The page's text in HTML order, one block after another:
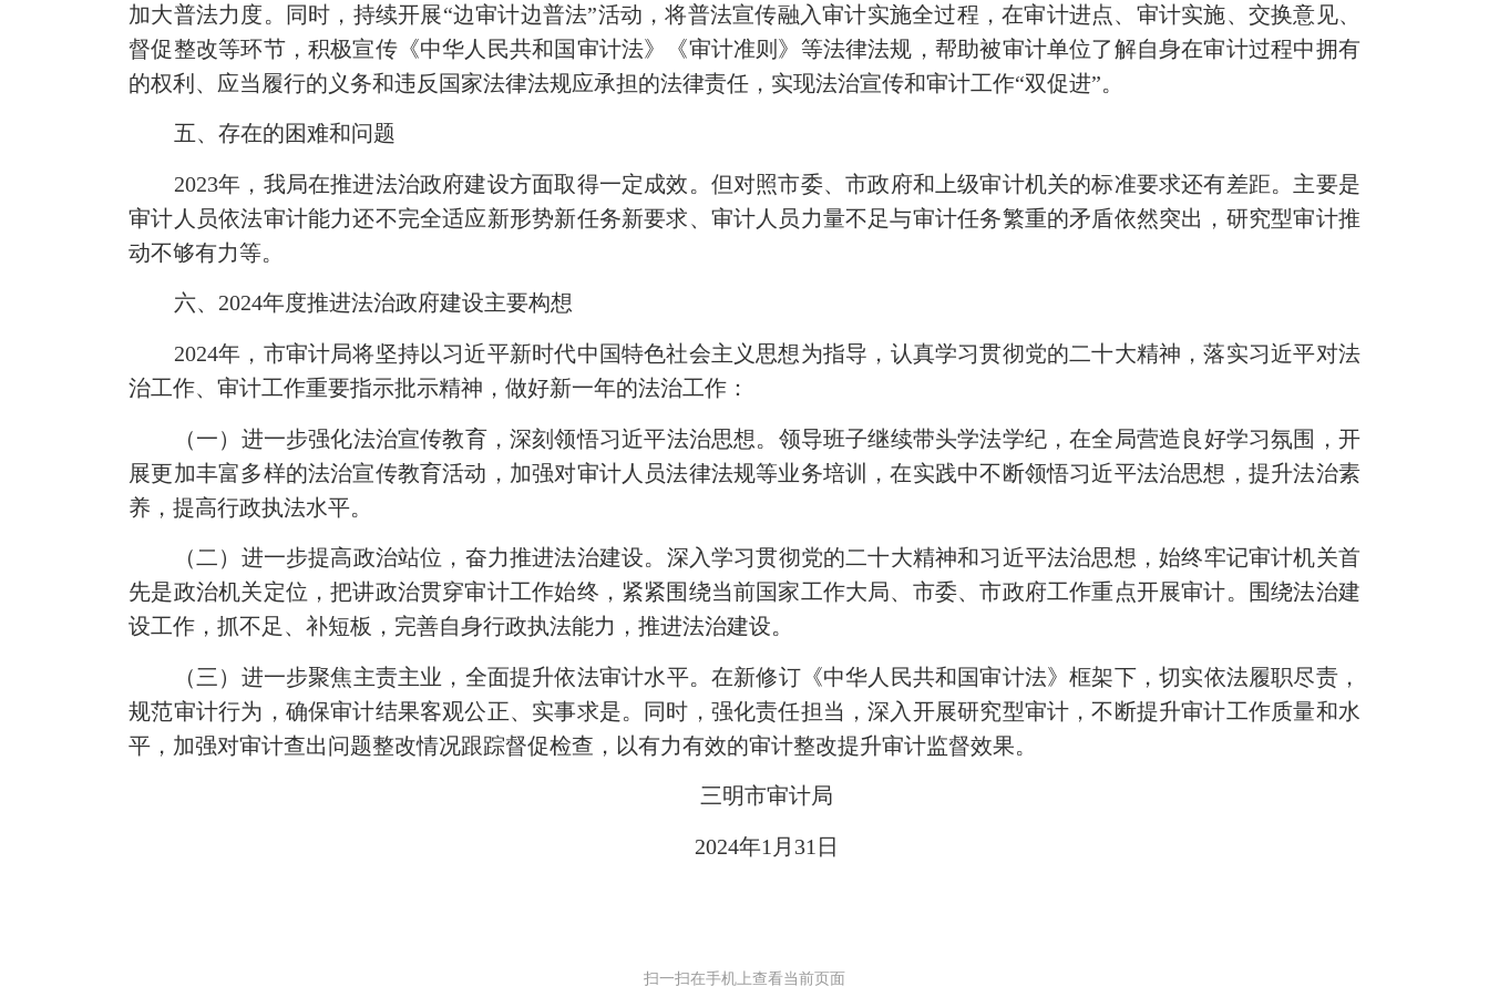
加大普法力度。同时，持续开展“边审计边普法”活动，将普法宣传融入审计实施全过程，在审计进点、审计实施、交换意见、
督促整改等环节，积极宣传《中华人民共和国审计法》《审计准则》等法律法规，帮助被审计单位了解自身在审计过程中拥有
的权利、应当履行的义务和违反国家法律法规应承担的法律责任，实现法治宣传和审计工作“双促进”。
五、存在的困难和问题
2023年，我局在推进法治政府建设方面取得一定成效。但对照市委、市政府和上级审计机关的标准要求还有差距。主要是
审计人员依法审计能力还不完全适应新形势新任务新要求、审计人员力量不足与审计任务繁重的矛盾依然突出，研究型审计推
动不够有力等。
六、2024年度推进法治政府建设主要构想
2024年，市审计局将坚持以习近平新时代中国特色社会主义思想为指导，认真学习贯彻党的二十大精神，落实习近平对法
治工作、审计工作重要指示批示精神，做好新一年的法治工作：
（一）进一步强化法治宣传教育，深刻领悟习近平法治思想。领导班子继续带头学法学纪，在全局营造良好学习氛围，开
展更加丰富多样的法治宣传教育活动，加强对审计人员法律法规等业务培训，在实践中不断领悟习近平法治思想，提升法治素
养，提高行政执法水平。
（二）进一步提高政治站位，奋力推进法治建设。深入学习贯彻党的二十大精神和习近平法治思想，始终牢记审计机关首
先是政治机关定位，把讲政治贯穿审计工作始终，紧紧围绕当前国家工作大局、市委、市政府工作重点开展审计。围绕法治建
设工作，抓不足、补短板，完善自身行政执法能力，推进法治建设。
（三）进一步聚焦主责主业，全面提升依法审计水平。在新修订《中华人民共和国审计法》框架下，切实依法履职尽责，
规范审计行为，确保审计结果客观公正、实事求是。同时，强化责任担当，深入开展研究型审计，不断提升审计工作质量和水
平，加强对审计查出问题整改情况跟踪督促检查，以有力有效的审计整改提升审计监督效果。
三明市审计局
2024年1月31日
扫一扫在手机上查看当前页面